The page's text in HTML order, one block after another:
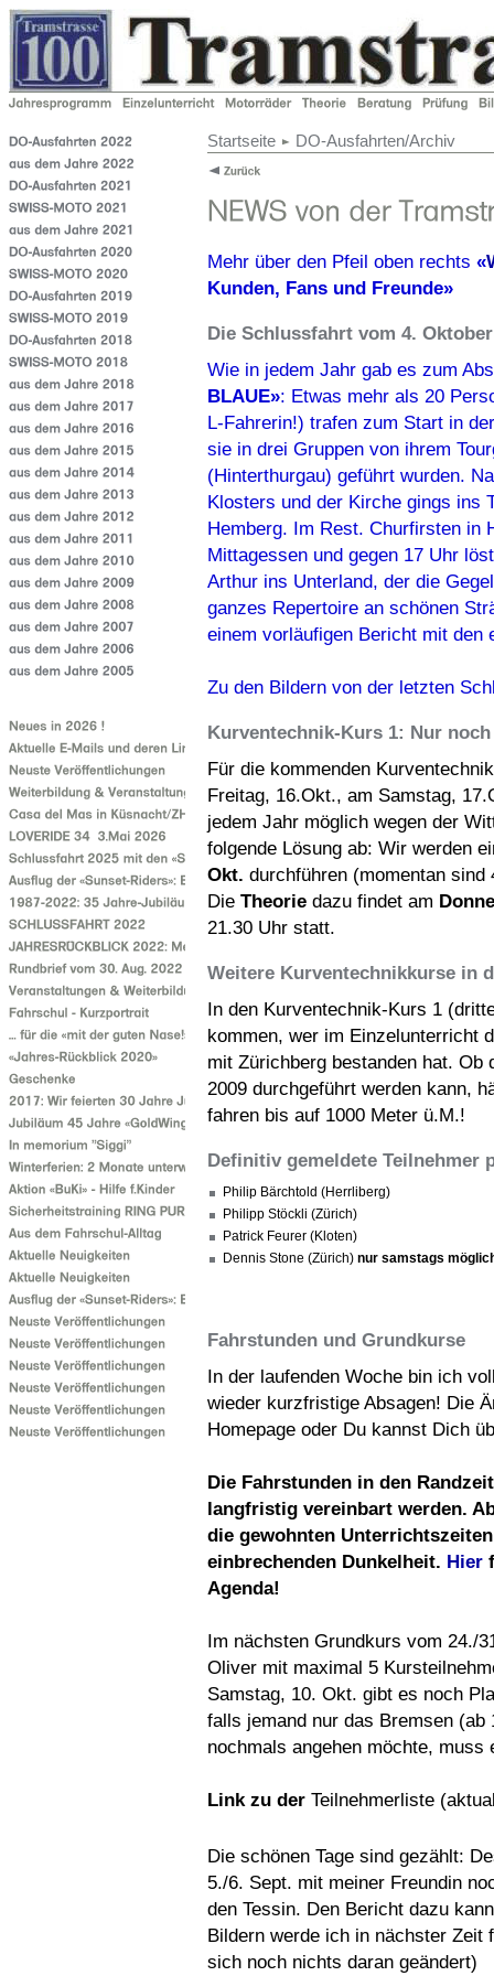
Startseite DO-Ausfahrten/Archiv
Mehr über den Pfeil oben rechts «
Kunden, Fans und Freunde»
Die Schlussfahrt vom 4.
Wie in jedem Jahr gab es zum
BLAUE»: Etwas mehr als 20
L-Fahrerin!) trafen zum Start in
sie in drei Gruppen von ihrem
(Hinterthurgau) geführt wurden.
Klosters und der Kirche gings ins
Hemberg. Im Rest. Churfirsten in
Mittagessen und gegen 17 Uhr
Arthur ins Unterland, der die
ganzes Repertoire an schönen
einem vorläufigen Bericht mit den
Zu den Bildern von der letzten
Kurventechnik-Kurs 1: Nur
Für die kommenden
Freitag, 16.Okt., am Samstag,
jedem Jahr möglich wegen der
folgende Lösung ab: Wir werden
Okt. durchführen (momentan
Die Theorie dazu findet am
21.30 Uhr statt.
Weitere Kurventechnikkurse in
In den Kurventechnik-Kurs 1
kommen, wer im Einzelunterricht
mit Zürichberg bestanden hat.
2009 durchgeführt werden kann,
fahren bis auf 1000 Meter ü.M.!
Definitiv gemeldete Teilnehmer
Philip Bärchtold (Herrliberg)
Philipp Stöckli (Zürich)
Patrick Feurer (Kloten)
Dennis Stone (Zürich) nur samstags
Fahrstunden und Grundkurse
In der laufenden Woche bin ich
wieder kurzfristige Absagen! Die
Homepage oder Du kannst Dich
Die Fahrstunden in den
langfristig vereinbart werden.
die gewohnten
einbrechenden Dunkelheit. Hier
Agenda!
Im nächsten Grundkurs vom 24./
Oliver mit maximal 5
Samstag, 10. Okt. gibt es noch
falls jemand nur das Bremsen
nochmals angehen möchte, muss
Link zu der Teilnehmerliste
Die schönen Tage sind gezählt:
5./6. Sept. mit meiner Freundin
den Tessin. Den Bericht dazu
Bildern werde ich in nächster
sich noch nichts daran geändert)